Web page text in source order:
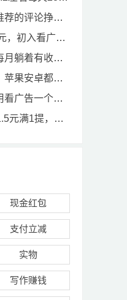
每天3-9米？详细流程
平台首选准没错。
一期人均三位数！
是黑号的基本都能润5-10元！
右，当天就能提10米。
同一个公司出品！
现金红包
支付立减
实物
写作赚钱